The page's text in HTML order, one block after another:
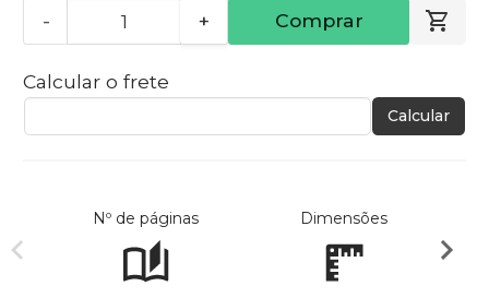
- + Comprar
Calcular o frete
Calcular
Nº de páginas Dimensões